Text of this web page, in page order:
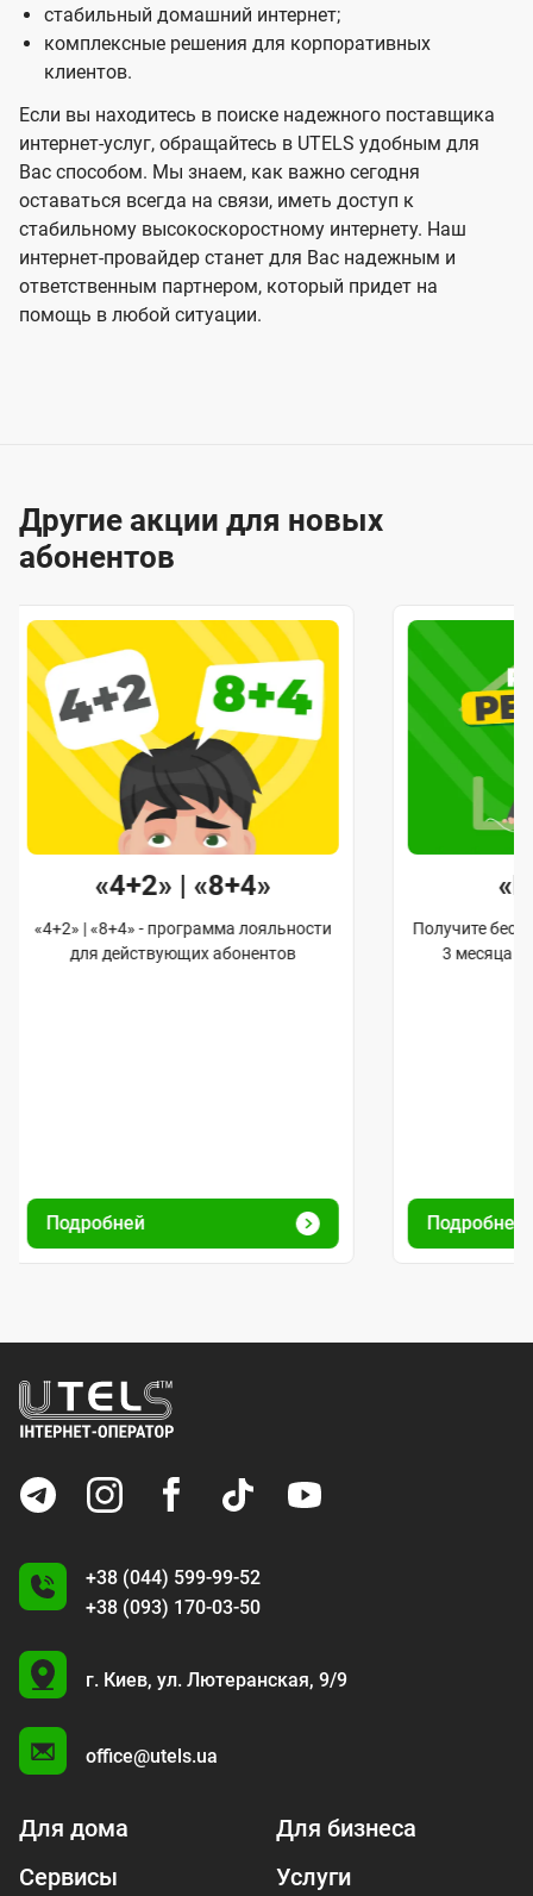
стабильный домашний интернет;
комплексные решения для корпоративных
клиентов.
Если вы находитесь в поиске надежного поставщика
интернет-услуг, обращайтесь в UTELS удобным для
Вас способом. Мы знаем, как важно сегодня
оставаться всегда на связи, иметь доступ к
стабильному высокоскоростному интернету. Наш
интернет-провайдер станет для Вас надежным и
ответственным партнером, который придет на
помощь в любой ситуации.
Другие акции для новых
абонентов
«4+2» | «8+4»
«4+2» | «8+4» - программа лояльности
для действующих абонентов
Подробней
Получите
3 месяца
Подробней
+38 (044) 599-99-52
+38 (093) 170-03-50
U
г. Киев, ул. Лютеранская, 9/9
office@utels.ua
Для дома
Для бизнеса
Сервисы
Услуги